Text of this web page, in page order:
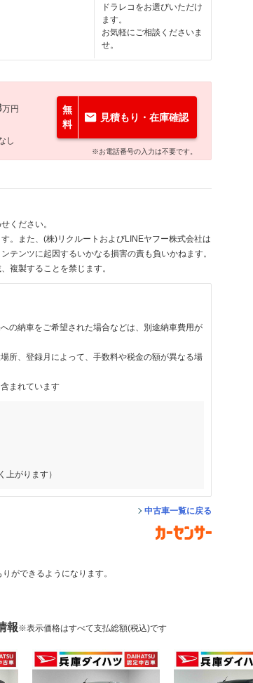
ドラレコをお選びいただけ
ます。
お気軽にご相談くださいま
せ。
万円
し
無
料
見積もり・在庫確認
※お電話番号の入力は不要です。
ください。
。また、(株)リクルートおよびLINEヤフー株式会社は
テンツに起因するいかなる損害の責も負いかねます。
複製することを禁じます。
の納車をご希望された場合などは、別途納車費用が
所、登録月によって、手数料や税金の額が異なる場
まれています
上がります）
中古車一覧に戻る
ができるようになります。
報※表示価格はすべて支払総額(税込)です